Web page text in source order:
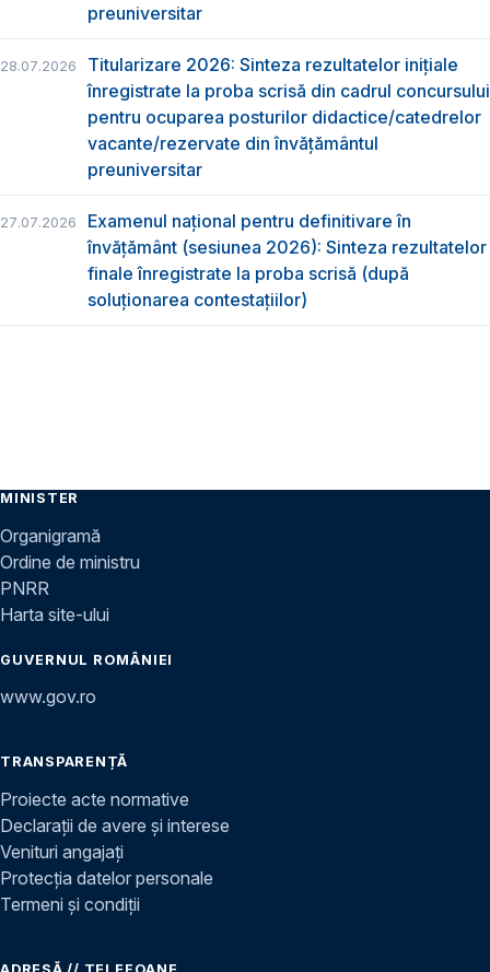
preuniversitar
28.07.2026
Titularizare 2026: Sinteza rezultatelor inițiale
înregistrate la proba scrisă din cadrul concursului
pentru ocuparea posturilor didactice/catedrelor
vacante/rezervate din învăţământul
preuniversitar
27.07.2026
Examenul național pentru definitivare în
învățământ (sesiunea 2026): Sinteza rezultatelor
finale înregistrate la proba scrisă (după
soluționarea contestațiilor)
MINISTER
Organigramă
Ordine de ministru
PNRR
Harta site-ului
GUVERNUL ROMÂNIEI
www.gov.ro
TRANSPARENȚĂ
Proiecte acte normative
Declarații de avere și interese
Venituri angajați
Protecția datelor personale
Termeni și condiții